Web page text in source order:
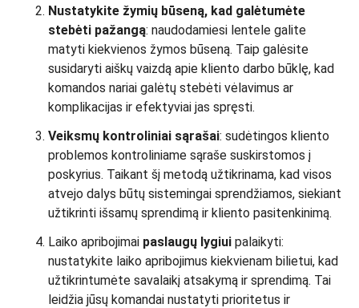
Nustatykite žymių būseną, kad galėtumėte
stebėti pažangą: naudodamiesi lentele galite
matyti kiekvienos žymos būseną. Taip galėsite
susidaryti aiškų vaizdą apie kliento darbo būklę, kad
komandos nariai galėtų stebėti vėlavimus ar
komplikacijas ir efektyviai jas spręsti.
Veiksmų kontroliniai sąrašai: sudėtingos kliento
problemos kontroliniame sąraše suskirstomos į
poskyrius. Taikant šį metodą užtikrinama, kad visos
atvejo dalys būtų sistemingai sprendžiamos, siekiant
užtikrinti išsamų sprendimą ir kliento pasitenkinimą.
Laiko apribojimai paslaugų lygiui palaikyti:
nustatykite laiko apribojimus kiekvienam bilietui, kad
užtikrintumėte savalaikį atsakymą ir sprendimą. Tai
leidžia jūsų komandai nustatyti prioritetus ir